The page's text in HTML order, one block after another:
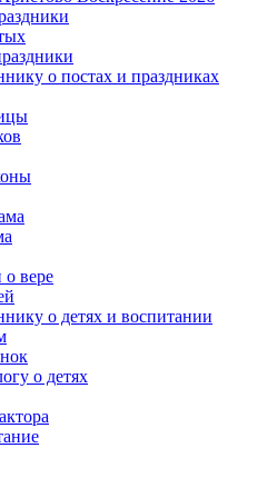
о постах и праздниках
о вере
о детях и воспитании
о детях